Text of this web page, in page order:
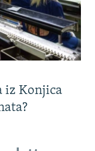
iz Konjica